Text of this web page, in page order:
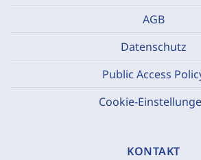
AGB
Datenschutz
Public Access
Cookie-
KONTAKT